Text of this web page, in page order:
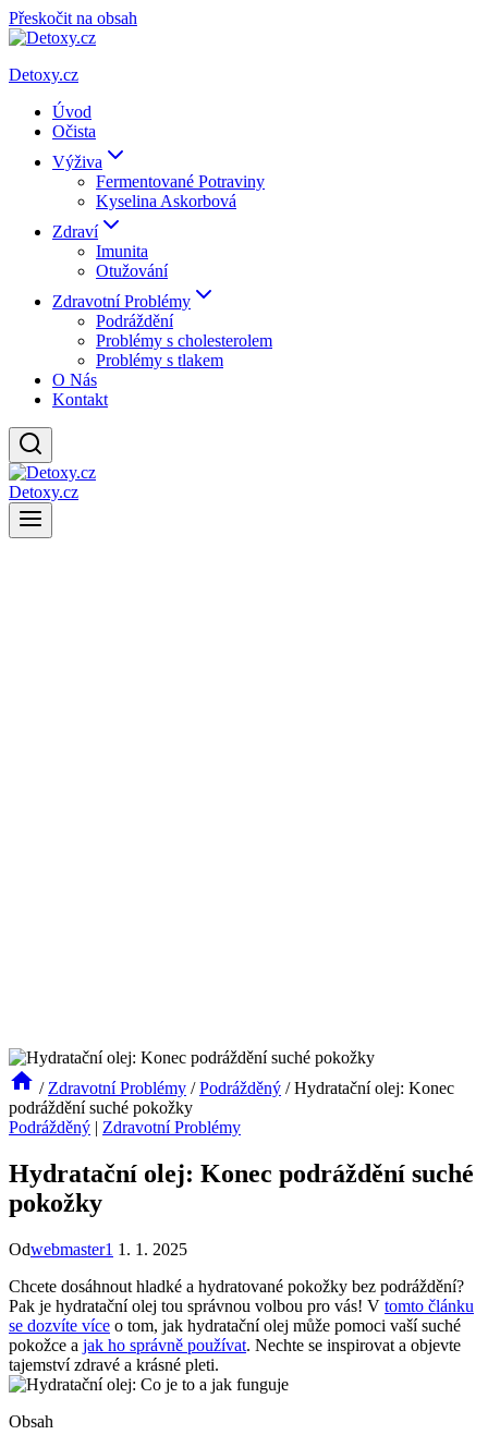
Přeskočit na obsah
Detoxy.cz
Úvod
Očista
Výživa
Fermentované Potraviny
Kyselina Askorbová
Zdraví
Imunita
Otužování
Zdravotní Problémy
Podráždění
Problémy s cholesterolem
Problémy s tlakem
O Nás
Kontakt
Detoxy.cz
/ Zdravotní Problémy / Podrážděný / Hydratační olej: Konec
podráždění suché pokožky
Podrážděný | Zdravotní Problémy
Hydratační olej: Konec podráždění suché
pokožky
Odwebmaster1 1. 1. 2025
Chcete dosáhnout hladké a hydratované pokožky bez podráždění?
Pak je hydratační olej tou správnou volbou pro vás! V tomto článku
se dozvíte více o tom, jak hydratační olej může pomoci vaší suché
pokožce a jak ho správně používat. Nechte se inspirovat a objevte
tajemství zdravé a krásné pleti.
Obsah